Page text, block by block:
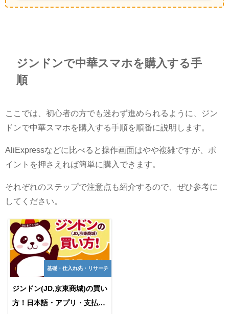
ジンドンで中華スマホを購入する手
順
ここでは、初心者の方でも迷わず進められるように、ジン
ドンで中華スマホを購入する手順を順番に説明します。
AliExpressなどに比べると操作画面はやや複雑ですが、ポ
イントを押さえれば簡単に購入できます。
それぞれのステップで注意点も紹介するので、ぜひ参考に
してください。
基礎・仕入れ先・リサーチ
ジンドン(JD,京東商城)の買い
方！日本語・アプリ・支払い